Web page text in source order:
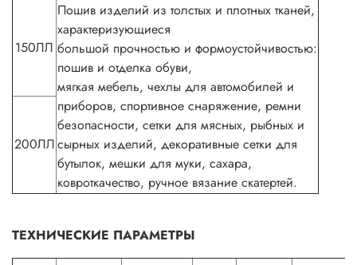
150ЛЛ
Пошив изделий из толстых и плотных тканей,
характеризующиеся
большой прочностью и формоустойчивостью:
пошив и отделка обуви,
мягкая мебель, чехлы для автомобилей и
приборов, спортивное снаряжение, ремни
безопасности, сетки для мясных, рыбных и
сырных изделий, декоративные сетки для
бутылок, мешки для муки, сахара,
ковроткачество, ручное вязание скатертей.
200ЛЛ
ТЕХНИЧЕСКИЕ ПАРАМЕТРЫ